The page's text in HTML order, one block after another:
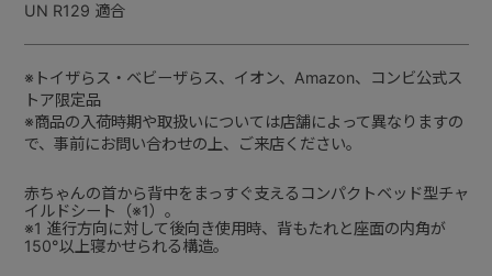
UN R129 適合
※トイザらス・ベビーザらス、イオン、Amazon、コンビ公式ス
トア限定品
※商品の入荷時期や取扱いについては店舗によって異なりますの
で、事前にお問い合わせの上、ご来店ください。
赤ちゃんの首から背中をまっすぐ支えるコンパクトベッド型チャ
イルドシート（※1）。
※1 進行方向に対して後向き使用時、背もたれと座面の内角が
150°以上寝かせられる構造。